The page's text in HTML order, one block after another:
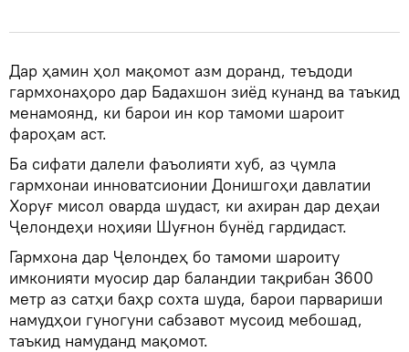
Дар ҳамин ҳол мақомот азм доранд, теъдоди
гармхонаҳоро дар Бадахшон зиёд кунанд ва таъкид
менамоянд, ки барои ин кор тамоми шароит
фароҳам аст.
Ба сифати далели фаъолияти хуб, аз ҷумла
гармхонаи инноватсионии Донишгоҳи давлатии
Хоруғ мисол оварда шудаст, ки ахиран дар деҳаи
Ҷелондеҳи ноҳияи Шуғнон бунёд гардидаст.
Гармхона дар Ҷелондеҳ бо тамоми шароиту
имконияти муосир дар баландии тақрибан 3600
метр аз сатҳи баҳр сохта шуда, барои парвариши
намудҳои гуногуни сабзавот мусоид мебошад,
таъкид намуданд мақомот.